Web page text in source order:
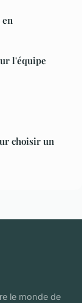
l'équipe
choisir un
le monde de